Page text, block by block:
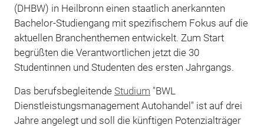
(DHBW) in Heilbronn einen staatlich anerkannten
Bachelor-Studiengang mit spezifischem Fokus auf die
aktuellen Branchenthemen entwickelt. Zum Start
begrüßten die Verantwortlichen jetzt die 30
Studentinnen und Studenten des ersten Jahrgangs.
Das berufsbegleitende Studium "BWL
Dienstleistungsmanagement Autohandel" ist auf drei
Jahre angelegt und soll die künftigen Potenzialträger